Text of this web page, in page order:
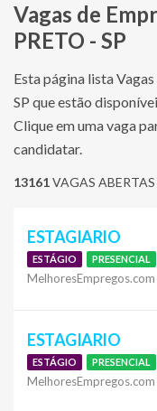
Vagas de
PRETO - SP
Esta página lista
SP que estão
Clique em uma vaga
candidatar.
13161VAGAS
ESTAGIARIO
ESTÁGIO PRESENCIAL
MelhoresEmpregos.com
ESTAGIARIO
ESTÁGIO PRESENCIAL
MelhoresEmpregos.com